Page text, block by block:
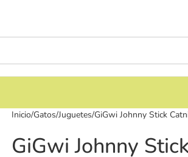
Inicio Gatos Juguetes GiGwi Johnny Stick
GiGwi Johnny